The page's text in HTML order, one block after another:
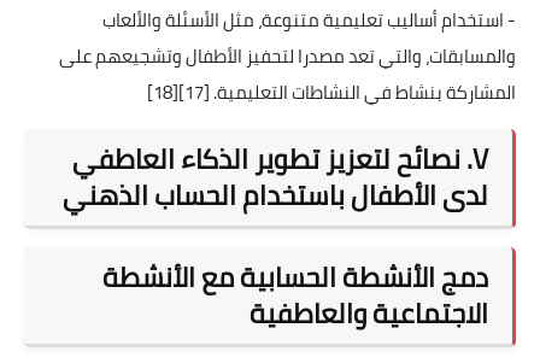
- استخدام أساليب تعليمية متنوعة، مثل الأسئلة والألعاب
والمسابقات، والتي تعد مصدرا لتحفيز الأطفال وتشجيعهم على
المشاركة بنشاط في النشاطات التعليمية.[17]
[18]
V. نصائح لتعزيز تطوير الذكاء العاطفي
لدى الأطفال باستخدام الحساب الذهني
دمج الأنشطة الحسابية مع الأنشطة
الاجتماعية والعاطفية